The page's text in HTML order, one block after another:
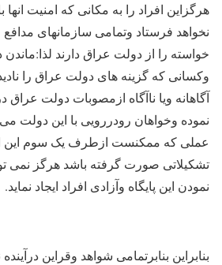
هرگزاین افراد را به مکانی که امنیت
نخواهد فرستاد وتمامی سازمانهای
خواسته را از دولت عراق دارند
وکسانی که گزینه های دولت عراق را
آگاهانه ویا ناآگاه ازمصوبات دولت
نموده وخواهان رودررویی با این دولت
عملی که ممکنست ازطرف یک سوم این
تشکیلاتی صورت گرفته باشد هرگز نمی
نمودن این پایگاه وآزادی افراد ایجاد نماید.
بنابراین بنابرتمامی شواهد وقراین